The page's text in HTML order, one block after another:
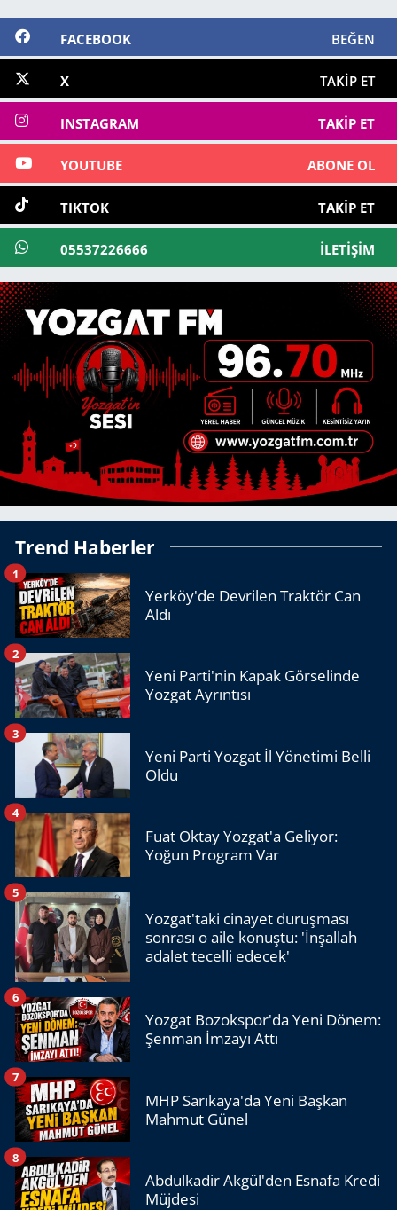
FACEBOOK BEĞEN
X TAKIP ET
INSTAGRAM TAKIP ET
YOUTUBE ABONE OL
TIKTOK TAKIP ET
05537226666 İLETIŞIM
Trend Haberler
Yerköy'de Devrilen Traktör Can
Aldı
1
Yeni Parti'nin Kapak Görselinde
Yozgat Ayrıntısı
2
Yeni Parti Yozgat İl Yönetimi Belli
Oldu
3
Fuat Oktay Yozgat'a Geliyor:
Yoğun Program Var
4
Yozgat'taki cinayet duruşması
sonrası o aile konuştu: 'İnşallah
adalet tecelli edecek'
5
Yozgat Bozokspor'da Yeni Dönem:
Şenman İmzayı Attı
6
MHP Sarıkaya'da Yeni Başkan
Mahmut Günel
7
Abdulkadir Akgül'den Esnafa Kredi
Müjdesi
8